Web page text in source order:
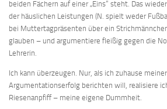
beiden Fächern auf einer „Eins“ steht. Das
der häuslichen Leistungen (N. spielt weder
bei Muttertagpräsenten über ein
glauben – und argumentiere fleißig gegen die
Lehrerin.
Ich kann überzeugen. Nur, als ich zuhause
Argumentationserfolg berichten will, realisiere
Riesenanpfiff – meine eigene Dummheit.